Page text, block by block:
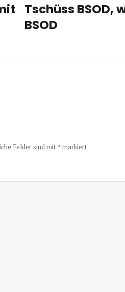
Nächster
Beitrag:
Tschüss BSOD,
BSOD
Felder sind mit * markiert